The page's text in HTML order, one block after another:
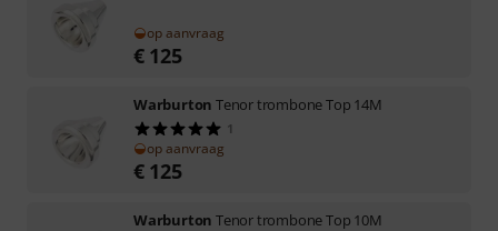
op aanvraag
€ 125
Warburton Tenor trombone Top 14M
1
op aanvraag
€ 125
Warburton Tenor trombone Top 10M